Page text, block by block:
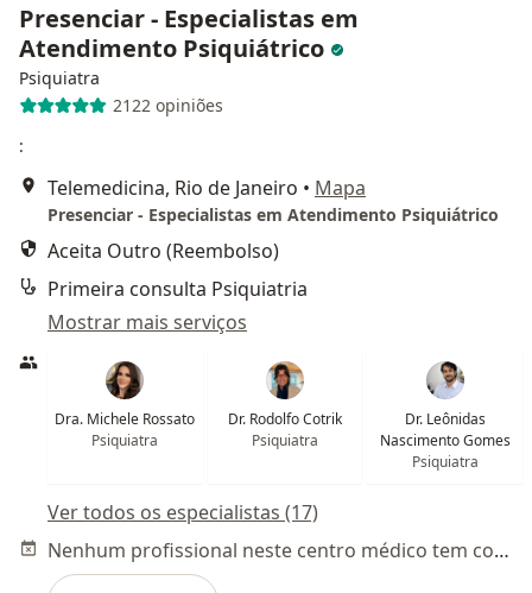
Presenciar - Especialistas em
Atendimento Psiquiátrico
Psiquiatra
2122 opiniões
:
Telemedicina, Rio de Janeiro • Mapa
Presenciar - Especialistas em Atendimento Psiquiátrico
Aceita Outro (Reembolso)
Primeira consulta Psiquiatria
Mostrar mais serviços
Dra. Michele Rossato
Psiquiatra
Dr. Rodolfo Cotrik
Psiquiatra
Dr. Leônidas
Nascimento Gomes
Psiquiatra
Ver todos os especialistas (17)
Nenhum profissional neste centro médico tem consultas disponíveis